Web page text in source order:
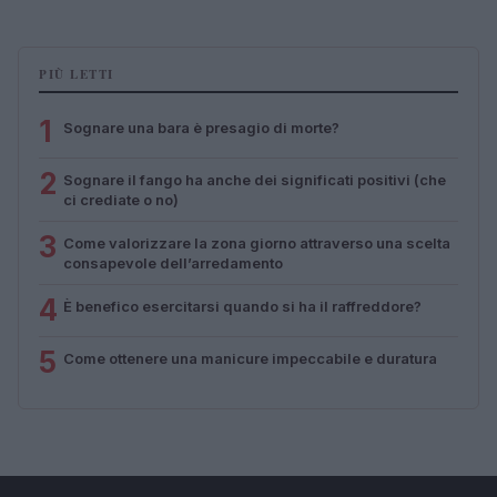
PIÙ LETTI
1 Sognare una bara è presagio di morte?
2 Sognare il fango ha anche dei significati positivi (che
ci crediate o no)
3 Come valorizzare la zona giorno attraverso una scelta
consapevole dell’arredamento
4 È benefico esercitarsi quando si ha il raffreddore?
5 Come ottenere una manicure impeccabile e duratura